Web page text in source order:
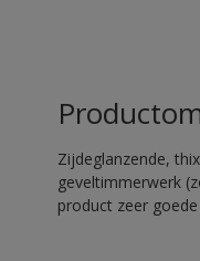
Zijdeglanzende,
geveltimmerwerk
product zeer